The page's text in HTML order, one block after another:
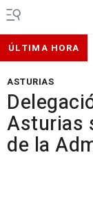
ÚLTIMA HORA
ASTURIAS
Asturias
de la